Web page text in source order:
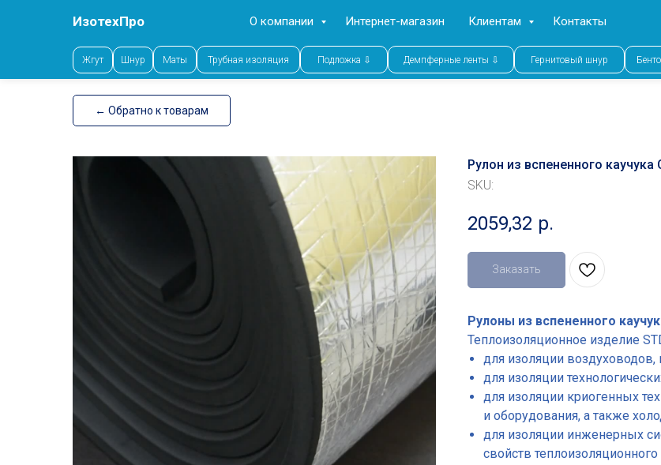
ИзотехПро О компании Интернет-магазин Клиентам Контакты
Жгут Шнур Маты Трубная изоляция Подложка ⇩ Демпферные ленты ⇩ Гернитовый шнур
← Обратно к товарам
Рулон из вспененного
SKU:
2059,32 р.
Заказать
Рулоны из вспененного
Теплоизоляционное изделие
для изоляции
для изоляции
для изоляции криогенных
и оборудования, а также
для изоляции инженерных
свойств теплоизоляционного